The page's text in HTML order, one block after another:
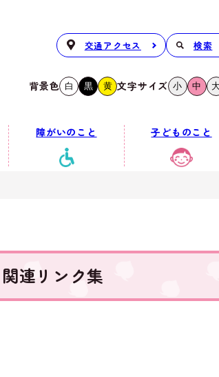
交通アクセス 検索
背景色 白 黒 黄 文字サイズ 小 中
障がいのこと 子どものこと
関連リンク集